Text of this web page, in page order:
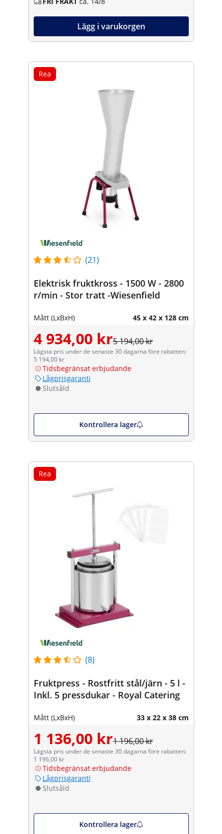
Lägg i varukorgen
Rea
(21)
Elektrisk fruktkross - 1500 W - 2800
r/min - Stor tratt -Wiesenfield
Mått (LxBxH) 45 x 42 x 128 cm
4 934,00 kr5 194,00 kr
Lägsta pris under de senaste 30 dagarna före rabatten:
5 194,00 kr
Tidsbegränsat erbjudande
Lågprisgaranti
Slutsåld
Kontrollera lager
Rea
(8)
Fruktpress - Rostfritt stål/järn - 5 l -
Inkl. 5 pressdukar - Royal Catering
Mått (LxBxH) 33 x 22 x 38 cm
1 136,00 kr1 196,00 kr
Lägsta pris under de senaste 30 dagarna före rabatten:
1 196,00 kr
Tidsbegränsat erbjudande
Lågprisgaranti
Slutsåld
Kontrollera lager